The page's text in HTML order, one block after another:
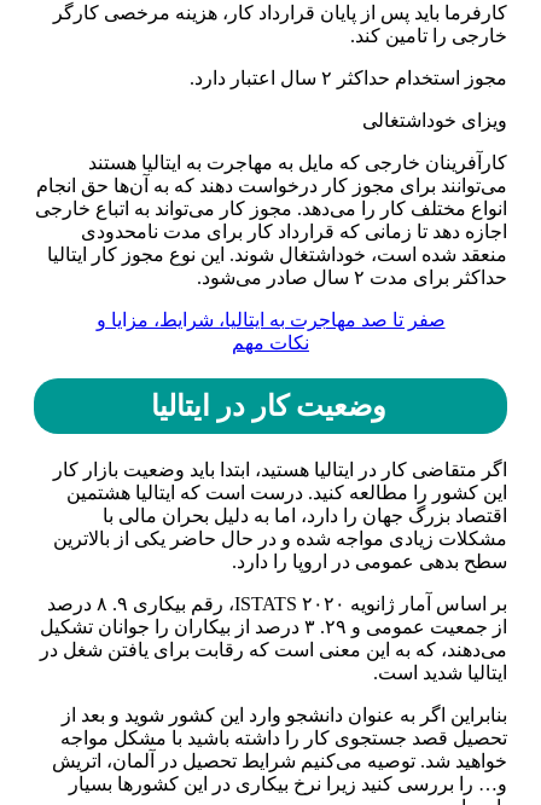
کارفرما باید پس از پایان قرارداد کار، هزینه مرخصی کارگر
خارجی را تامین کند.
مجوز استخدام حداکثر ۲ سال اعتبار دارد.
ویزای خوداشتغالی
کارآفرینان خارجی که مایل به مهاجرت به ایتالیا هستند
می‌توانند برای مجوز کار درخواست دهند که به آن‌ها حق انجام
انواع مختلف کار را می‌دهد. مجوز کار می‌تواند به اتباع خارجی
اجازه دهد تا زمانی که قرارداد کار برای مدت نامحدودی
منعقد شده است، خوداشتغال شوند. این نوع مجوز کار ایتالیا
حداکثر برای مدت ۲ سال صادر می‌شود.
صفر تا صد مهاجرت به ایتالیا، شرایط، مزایا و
نکات مهم
وضعیت کار در ایتالیا
اگر متقاضی کار در ایتالیا هستید، ابتدا باید وضعیت بازار کار
این کشور را مطالعه کنید. درست است که ایتالیا هشتمین
اقتصاد بزرگ جهان را دارد، اما به دلیل بحران مالی با
مشکلات زیادی مواجه شده و در حال حاضر یکی از بالاترین
سطح بدهی عمومی در اروپا را دارد.
بر اساس آمار ژانویه ۲۰۲۰ ISTATS، رقم بیکاری ۹. ۸ درصد
از جمعیت عمومی و ۲۹. ۳ درصد از بیکاران را جوانان تشکیل
می‌دهند، که به این معنی است که رقابت برای یافتن شغل در
ایتالیا شدید است.
بنابراین اگر به عنوان دانشجو وارد این کشور شوید و بعد از
تحصیل قصد جستجوی کار را داشته باشید با مشکل مواجه
خواهید شد. توصیه می‌کنیم شرایط تحصیل در آلمان، اتریش
و… را بررسی کنید زیرا نرخ بیکاری در این کشور‌ها بسیار